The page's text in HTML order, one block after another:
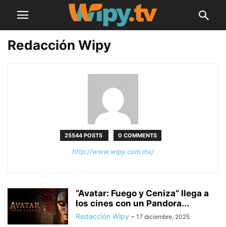
Redacción Wipy
25544 POSTS 0 COMMENTS
http://www.wipy.com.mx/
“Avatar: Fuego y Ceniza” llega a
los cines con un Pandora...
Redacción Wipy - 17 diciembre, 2025